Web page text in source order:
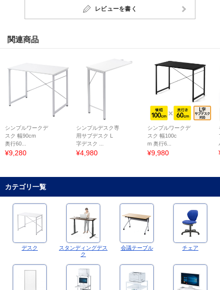
レビューを書く
関連商品
シンプルワークデ
スク 幅90cm
奥行60...
¥9,280
シンプルデスク専
用サブデスク L
字デスク ...
¥4,980
シンプルワークデ
スク 幅100c
m 奥行6...
¥9,980
カテゴリ一覧
デスク
スタンディングデス
ク
会議テーブル チェア